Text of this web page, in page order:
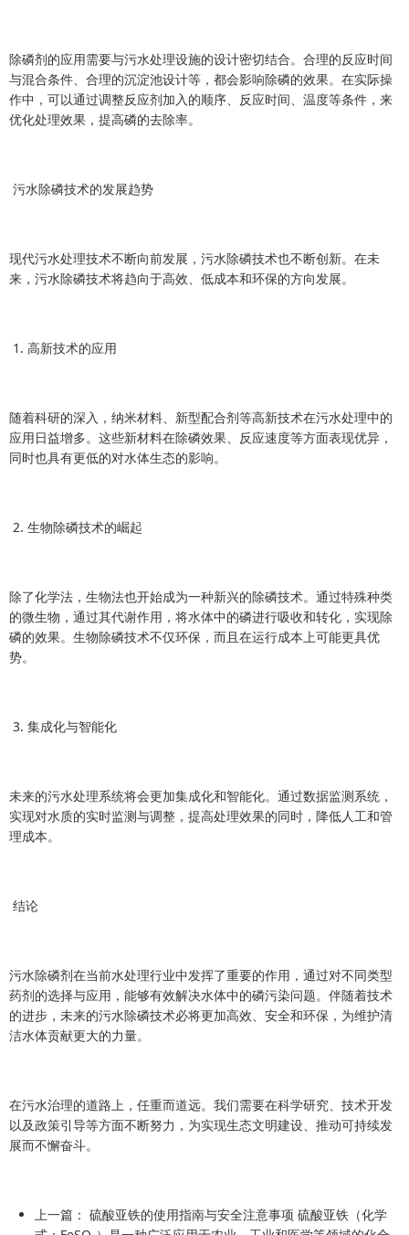
除磷剂的应用需要与污水处理设施的设计密切结合。合理的反应时间
与混合条件、合理的沉淀池设计等，都会影响除磷的效果。在实际操
作中，可以通过调整反应剂加入的顺序、反应时间、温度等条件，来
优化处理效果，提高磷的去除率。
污水除磷技术的发展趋势
现代污水处理技术不断向前发展，污水除磷技术也不断创新。在未
来，污水除磷技术将趋向于高效、低成本和环保的方向发展。
1. 高新技术的应用
随着科研的深入，纳米材料、新型配合剂等高新技术在污水处理中的
应用日益增多。这些新材料在除磷效果、反应速度等方面表现优异，
同时也具有更低的对水体生态的影响。
2. 生物除磷技术的崛起
除了化学法，生物法也开始成为一种新兴的除磷技术。通过特殊种类
的微生物，通过其代谢作用，将水体中的磷进行吸收和转化，实现除
磷的效果。生物除磷技术不仅环保，而且在运行成本上可能更具优
势。
3. 集成化与智能化
未来的污水处理系统将会更加集成化和智能化。通过数据监测系统，
实现对水质的实时监测与调整，提高处理效果的同时，降低人工和管
理成本。
结论
污水除磷剂在当前水处理行业中发挥了重要的作用，通过对不同类型
药剂的选择与应用，能够有效解决水体中的磷污染问题。伴随着技术
的进步，未来的污水除磷技术必将更加高效、安全和环保，为维护清
洁水体贡献更大的力量。
在污水治理的道路上，任重而道远。我们需要在科学研究、技术开发
以及政策引导等方面不断努力，为实现生态文明建设、推动可持续发
展而不懈奋斗。
上一篇： 硫酸亚铁的使用指南与安全注意事项 硫酸亚铁（化学